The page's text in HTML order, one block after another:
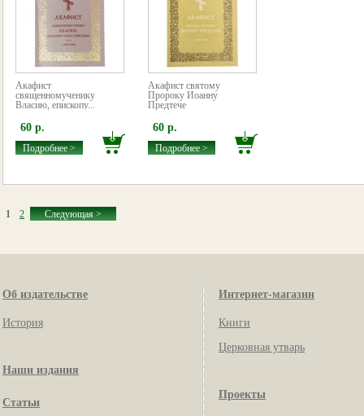
Акафист
священномученику
Власию, епископу...
60 р.
Подробнее >
Акафист святому
Пророку Иоанну
Предтече
60 р.
Подробнее >
1 2 Следующая >
Об издательстве
История
Наши издания
Статьи
Интернет-магазин
Книги
Церковная утварь
Проекты